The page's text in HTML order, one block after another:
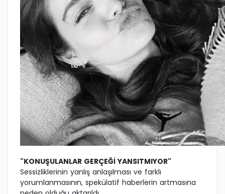
"KONUŞULANLAR GERÇEĞİ YANSITMIYOR"
Sessizliklerinin yanlış anlaşılması ve farklı
yorumlanmasının, spekülatif haberlerin artmasına